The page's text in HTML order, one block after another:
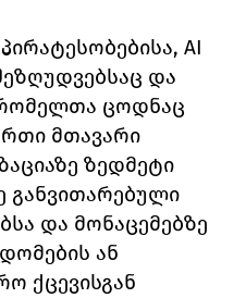
AI
და
რომელთა ცოდნაც
მთავარი
ზედმეტი
განვითარებული
და მონაცემებზე
ან
ქცევისგან